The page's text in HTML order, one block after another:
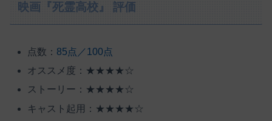
映画『死霊高校』 評価
点数： 85点／100点
オススメ度：★★★★☆
ストーリー：★★★★☆
キャスト起用：★★★★☆